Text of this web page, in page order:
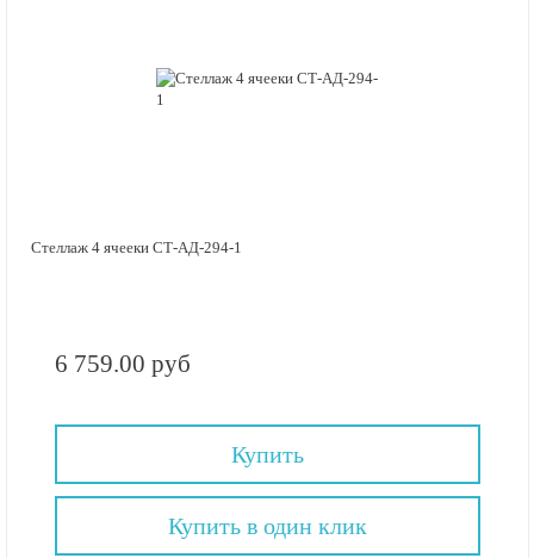
Стеллаж 4 ячееки СТ-АД-294-1
6 759.00 руб
Купить
Купить в один клик